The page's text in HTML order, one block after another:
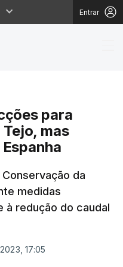
Entrar
para
mas
da
medidas
redução do caudal
17:05